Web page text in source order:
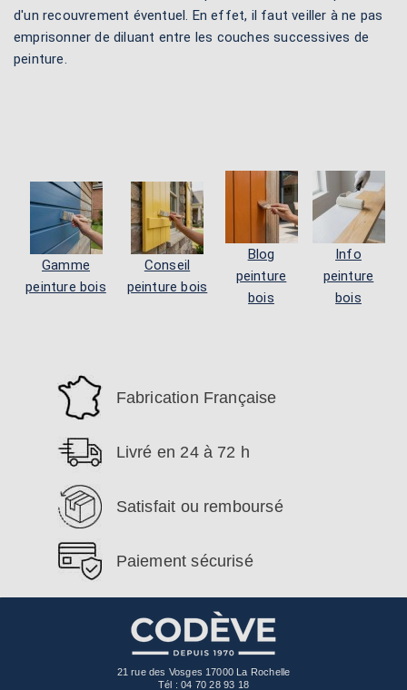
d'un recouvrement éventuel. En effet, il faut veiller à ne pas
emprisonner de diluant entre les couches successives de
peinture.
Gamme
peinture bois
Conseil
peinture bois
Blog
peinture
bois
Info
peinture
bois
Fabrication Française
Livré en 24 à 72 h
Satisfait ou remboursé
Paiement sécurisé
21 rue des Vosges 17000 La Rochelle
Tél :04 70 28 93 18